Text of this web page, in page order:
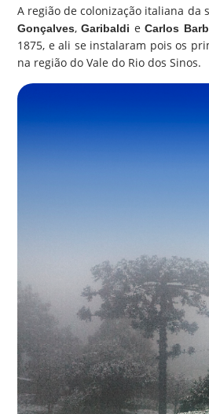
A região de colonização italiana da
Gonçalves,Garibaldi eCarlos
1875, e ali se instalaram pois os
na região do Vale do Rio dos Sinos.